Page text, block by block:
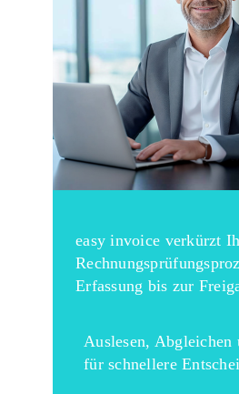
easy invoice verkürzt
Erfassung bis zur
Auslesen, Abgleichen
für schnellere